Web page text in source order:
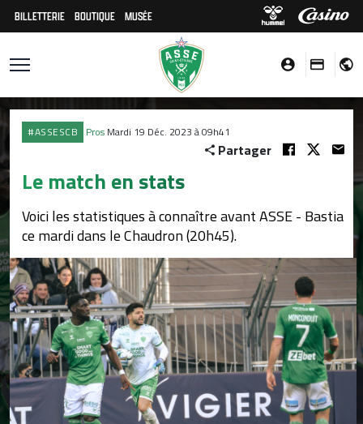
BILLETTERIE BOUTIQUE MUSÉE
#ASSESCB Pros Mardi 19 Déc. 2023 à 09h41
Partager
Le match en stats
Voici les statistiques à connaître avant ASSE - Bastia
ce mardi dans le Chaudron (20h45).